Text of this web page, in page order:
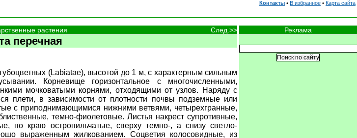
Контакты • В избранное • Карта сайта
растения След.>>
перечная
(Labiatae), высотой до 1 м, с характерным сильным
Корневище горизонтальное с многочисленными,
мочковатыми корнями, отходящими от узлов. Наряду с
плети, в зависимости от плотности почвы подземные или
с приподнимающимися нижними ветвями, четырехгранные,
темно-фиолетовые. Листья накрест супротивные,
по краю остропильчатые, сверху темно-, а снизу светло-
выраженным жилкованием. Соцветия колосовидные, из
Реклама